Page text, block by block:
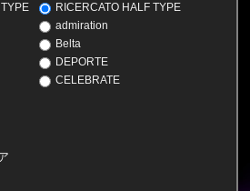
RICERCATO HALF TYPE
admiration
Belta
DEPORTE
CELEBRATE